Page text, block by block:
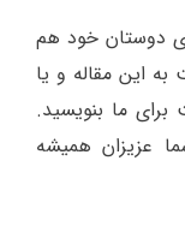
دوستان خود هم
به این مقاله و یا
ما بنویسید.
عزیزان همیشه